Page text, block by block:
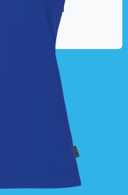
auprès du
club